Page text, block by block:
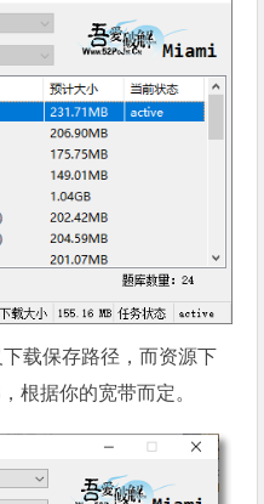
载保存路径，而资源下
根据你的宽带而定。